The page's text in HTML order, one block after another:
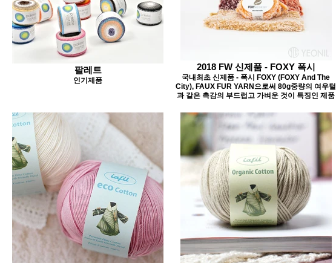
팔레트
인기제품
2018 FW 신제품 - FOXY 폭시
국내최초 신제품 - 폭시 FOXY (FOXY And The
City), FAUX FUR YARN으로써 80g중량의 여우털
과 같은 촉감의 부드럽고 가벼운 것이 특징인 제품